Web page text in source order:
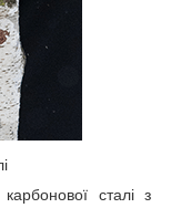
сталі з